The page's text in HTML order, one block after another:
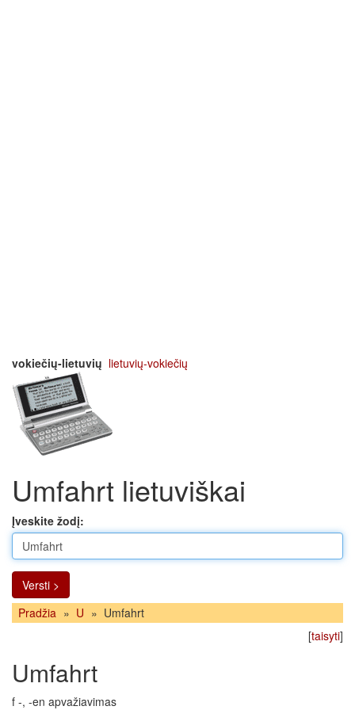
vokiečių-lietuvių lietuvių-vokiečių
Umfahrt lietuviškai
Įveskite žodį:
Versti >
Pradžia » U » Umfahrt
[taisyti]
Umfahrt
f -, -en apvažiavimas